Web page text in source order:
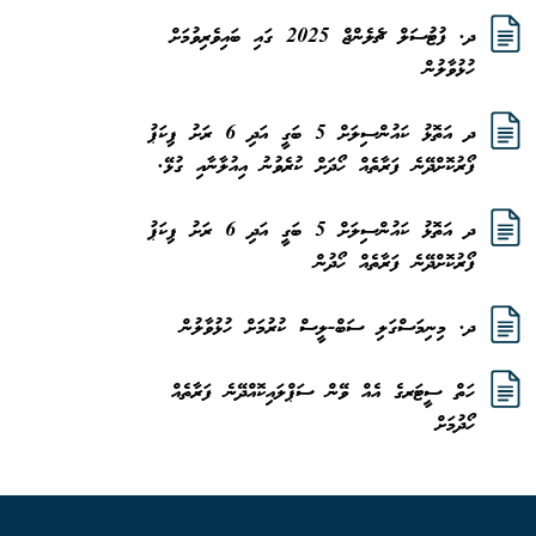
ދ. ފުޓުސަލް ޗެލެންޖް 2025 ގައި ބައިވެރިވުމަށް
ހުޅުވާލުން
ދ އަތޮޅު ކައުންސިލަށް 5 ބަގީ އަދި 6 ރަށު ޕިކަޕު
ފޯރުކޮށްދޭނެ ފަރާތެއް ހޯދަށް ކުރެވުނު އިއުލާނާއި ގުޅޭ.
ދ އަތޮޅު ކައުންސިލަށް 5 ބަގީ އަދި 6 ރަށު ޕިކަޕު
ފޯރުކޮށްދޭނެ ފަރާތެއް ހޯދުން
ދ. މިނިމަސްގަލި ސަބް-ލީސް ކުރުމަށް ހުޅުވާލުން
ހަތް ސީޓަރގެ އެއް ވޭން ސަޕްލައިކޮއްދޭނެ ފަރާތެއް
ހޯދުމަށް